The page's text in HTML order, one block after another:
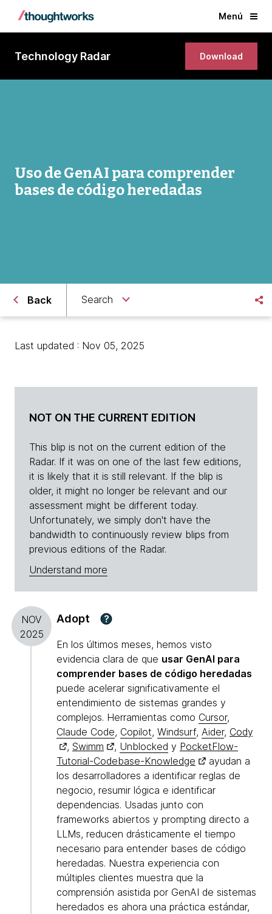
Menú
Technology Radar Download
Uso de GenAI para comprender
bases de código heredadas
Back Search
Last updated : Nov 05, 2025
NOT ON THE CURRENT EDITION
This blip is not on the current edition of the
Radar. If it was on one of the last few editions,
it is likely that it is still relevant. If the blip is
older, it might no longer be relevant and our
assessment might be different today.
Unfortunately, we simply don't have the
bandwidth to continuously review blips from
previous editions of the Radar.
Understand more
NOV
2025
Adopt ?
En los últimos meses, hemos visto
evidencia clara de que usar GenAI para
comprender bases de código heredadas
puede acelerar significativamente el
entendimiento de sistemas grandes y
complejos. Herramientas como Cursor,
Claude Code, Copilot, Windsurf, Aider, Cody
, Swimm , Unblocked y PocketFlow-
Tutorial-Codebase-Knowledge
ayudan a
los desarrolladores a identificar reglas de
negocio, resumir lógica e identificar
dependencias. Usadas junto con
frameworks abiertos y prompting directo a
LLMs, reducen drásticamente el tiempo
necesario para entender bases de código
heredadas. Nuestra experiencia con
múltiples clientes muestra que la
comprensión asistida por GenAI de sistemas
heredados es ahora una práctica estándar,